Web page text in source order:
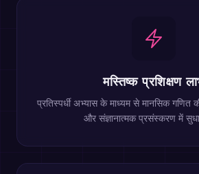
मस्तिष्क प्रशिक्षण
प्रतिस्पर्धी अभ्यास के माध्यम से मानसिक गणित
और संज्ञानात्मक प्रसंस्करण में